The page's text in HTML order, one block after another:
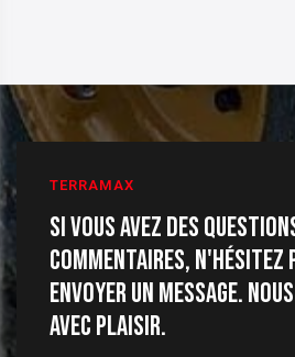
TERRAMAX
Si vous avez des
commentaires, n'hésitez
envoyer un message.
avec plaisir.